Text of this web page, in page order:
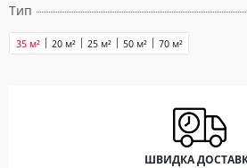
Тип
20 м² 25 м²
35 м² 50 м² 70 м²
ШВИДКА